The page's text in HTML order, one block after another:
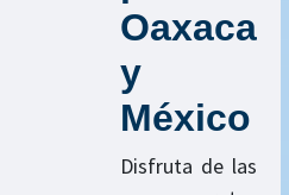
Oaxaca
y
México
Disfruta de las